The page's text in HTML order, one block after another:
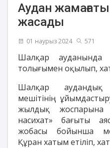
Аудан
жасады
01 наурыз 2024 571
Шалқар ауданында
толығымен оқылып,
Шалқар
мешітінің
жылдық жоспарына
насихат» бағыты
жобасы бойынша
Құран хатым етіліп,